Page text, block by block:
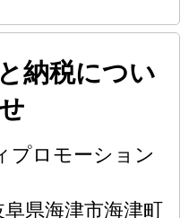
納税につい
ロモーション
県海津市海津町